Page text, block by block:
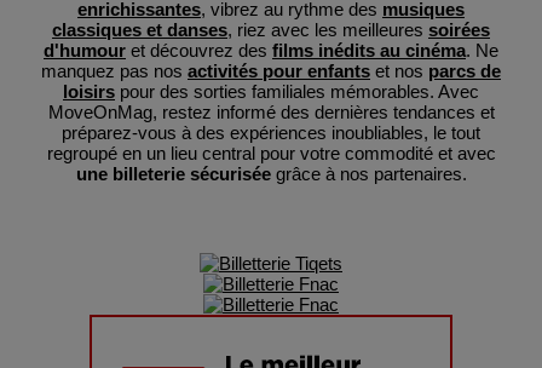
enrichissantes, vibrez au rythme des musiques
classiques et danses, riez avec les meilleures soirées
d'humour et découvrez des films inédits au cinéma. Ne
manquez pas nos activités pour enfants et nos parcs de
loisirs pour des sorties familiales mémorables. Avec
MoveOnMag, restez informé des dernières tendances et
préparez-vous à des expériences inoubliables, le tout
regroupé en un lieu central pour votre commodité et avec
une billeterie sécuriséegrâce à nos partenaires.